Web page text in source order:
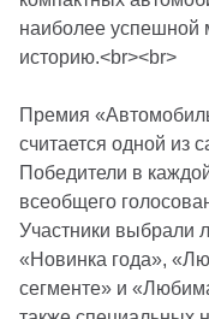
наиболее успешной
историю.<br><br>
Премия
считается одной из
Победители в
всеобщего
Участники выбрали
«Новинка года»,
сегменте» и